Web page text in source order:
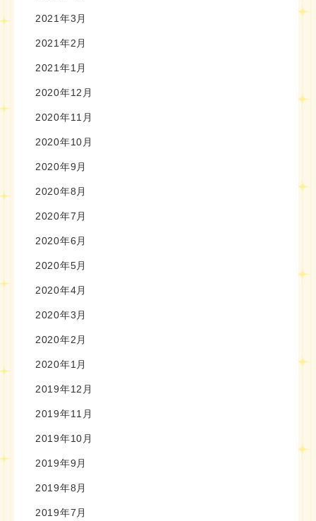
2021年3月
2021年2月
2021年1月
2020年12月
2020年11月
2020年10月
2020年9月
2020年8月
2020年7月
2020年6月
2020年5月
2020年4月
2020年3月
2020年2月
2020年1月
2019年12月
2019年11月
2019年10月
2019年9月
2019年8月
2019年7月